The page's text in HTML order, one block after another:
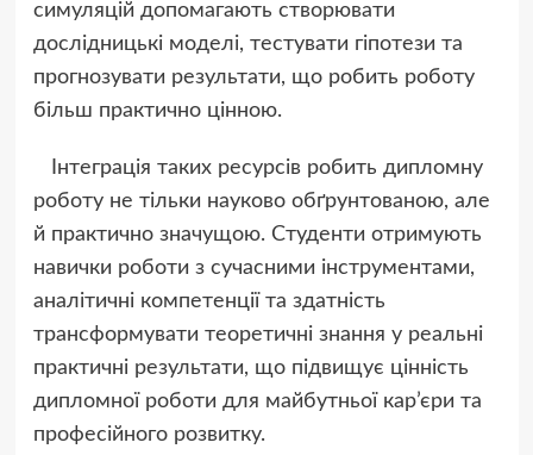
симуляцій допомагають створювати
дослідницькі моделі, тестувати гіпотези та
прогнозувати результати, що робить роботу
більш практично цінною.
Інтеграція таких ресурсів робить дипломну
роботу не тільки науково обґрунтованою, але
й практично значущою. Студенти отримують
навички роботи з сучасними інструментами,
аналітичні компетенції та здатність
трансформувати теоретичні знання у реальні
практичні результати, що підвищує цінність
дипломної роботи для майбутньої кар’єри та
професійного розвитку.